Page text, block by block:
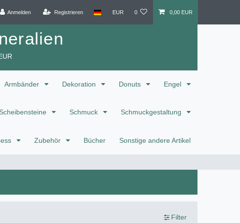
Anmelden Registrieren EUR 0 0,00 EUR
Armbänder Dekoration Donuts Engel
Scheibensteine Schmuck Schmuckgestaltung
Zubehör Bücher Sonstige andere Artikel
Filter